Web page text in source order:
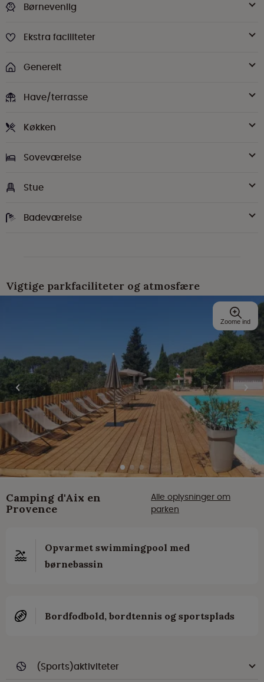
Børnevenlig
Ekstra faciliteter
Generelt
Have/terrasse
Køkken
Soveværelse
Stue
Badeværelse
Vigtige parkfaciliteter og atmosfære
Zoome ind
Camping d'Aix en
Provence
Alle oplysninger om
parken
Opvarmet swimmingpool med
børnebassin
Bordfodbold, bordtennis og sportsplads
(Sports)aktiviteter